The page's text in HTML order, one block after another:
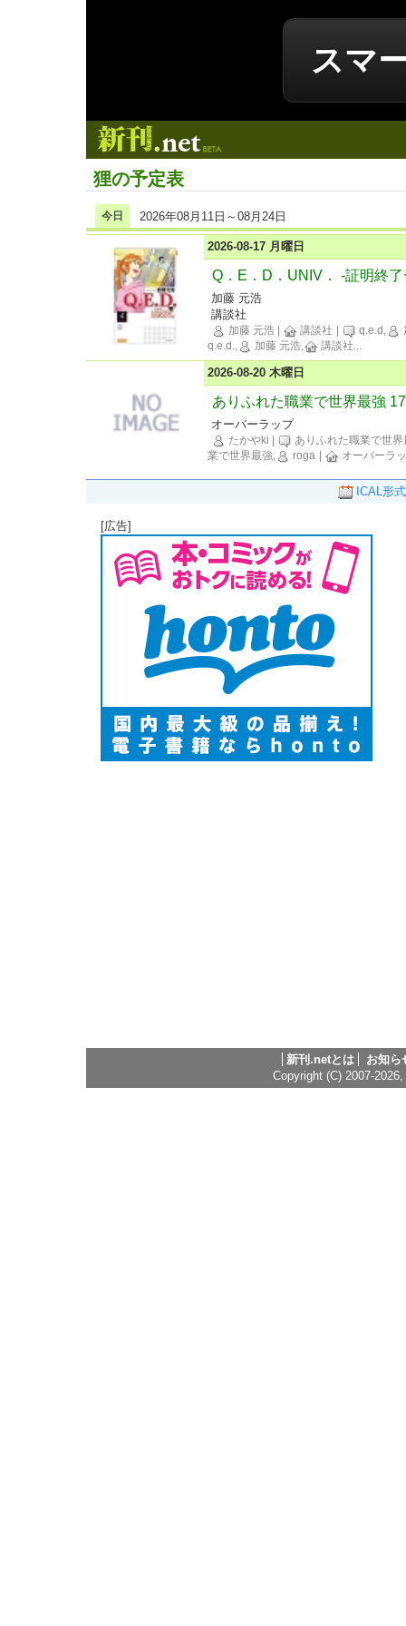
スマ
狸の予定表
今日 2026年08月11日～08月24日
2026-08-17 月曜日
Q．E．D．UNIV． -証明終
加藤 元浩
講談社
加藤 元浩 | 講談社 | q.e.d,
q.e.d.,
加藤 元浩, 講談社
2026-08-20 木曜日
ありふれた職業で世界最強 17
オーバーラップ
たかやki |
ありふれた職業で世界
業で世界最強,
roga | オーバーラ
ICAL形式
[広告]
新刊.netとは
お知ら
Copyright (C) 2007-2026,